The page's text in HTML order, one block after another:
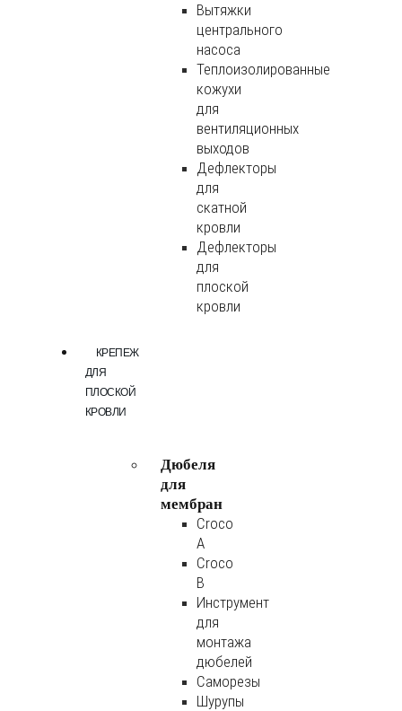
Вытяжки
центрального
насоса
Теплоизолированные
кожухи
для
вентиляционных
выходов
Дефлекторы
для
скатной
кровли
Дефлекторы
для
плоской
кровли
КРЕПЕЖ
ДЛЯ
ПЛОСКОЙ
КРОВЛИ
Дюбеля
для
мембран
Croco
A
Croco
B
Инструмент
для
монтажа
дюбелей
Саморезы
Шурупы